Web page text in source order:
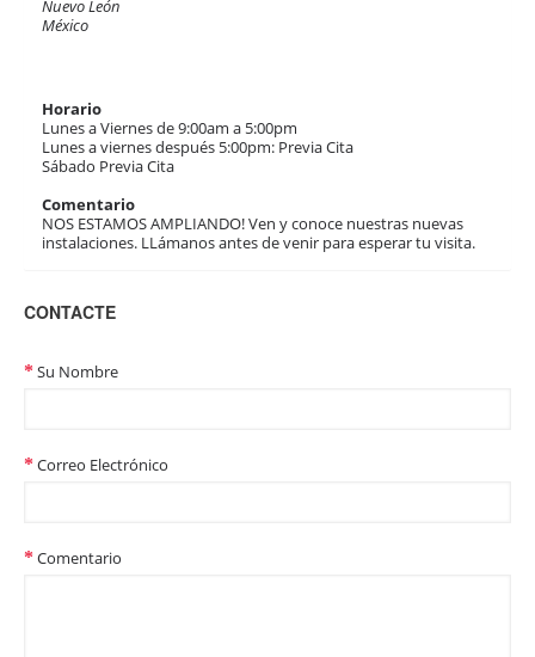
Nuevo León
México
Horario
Lunes a Viernes de 9:00am a 5:00pm
Lunes a viernes después 5:00pm: Previa Cita
Sábado Previa Cita
Comentario
NOS ESTAMOS AMPLIANDO! Ven y conoce nuestras nuevas
instalaciones. LLámanos antes de venir para esperar tu visita.
CONTACTE
Su Nombre
Correo Electrónico
Comentario